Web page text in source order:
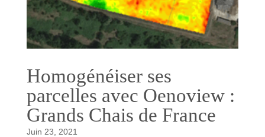
Homogénéiser ses
parcelles avec Oenoview :
Grands Chais de France
Juin 23, 2021